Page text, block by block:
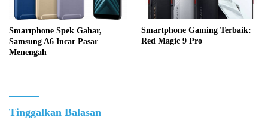
Smartphone Spek Gahar,
Samsung A6 Incar Pasar
Menengah
Smartphone Gaming Terbaik:
Red Magic 9 Pro
Tinggalkan Balasan